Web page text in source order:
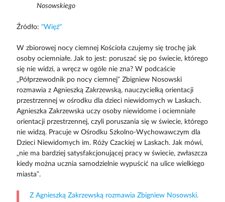
Nosowskiego
Źródło: "Więź"
W zbiorowej nocy ciemnej Kościoła czujemy się trochę jak
osoby ociemniałe. Jak to jest: poruszać się po świecie, którego
się nie widzi, a wręcz w ogóle nie zna? W podcaście
„Półprzewodnik po nocy ciemnej” Zbigniew Nosowski
rozmawia z Agnieszką Zakrzewską, nauczycielką orientacji
przestrzennej w ośrodku dla dzieci niewidomych w Laskach.
Agnieszka Zakrzewska uczy osoby niewidome i ociemniałe
orientacji przestrzennej, czyli poruszania się w świecie, którego
nie widzą. Pracuje w Ośrodku Szkolno-Wychowawczym dla
Dzieci Niewidomych im. Róży Czackiej w Laskach. Jak mówi,
„nie ma bardziej satysfakcjonującej pracy w świecie, zwłaszcza
kiedy można ucznia samodzielnie wypuścić na ulice wielkiego
miasta”.
Z Agnieszką Zakrzewską rozmawia Zbigniew Nosowski.